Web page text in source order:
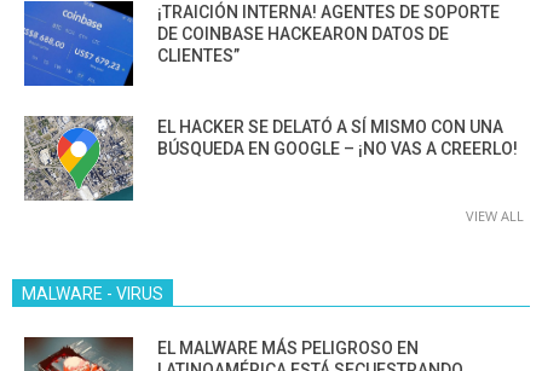
¡TRAICIÓN INTERNA! AGENTES DE SOPORTE
DE COINBASE HACKEARON DATOS DE
CLIENTES”
EL HACKER SE DELATÓ A SÍ MISMO CON UNA
BÚSQUEDA EN GOOGLE – ¡NO VAS A CREERLO!
VIEW ALL
MALWARE - VIRUS
EL MALWARE MÁS PELIGROSO EN